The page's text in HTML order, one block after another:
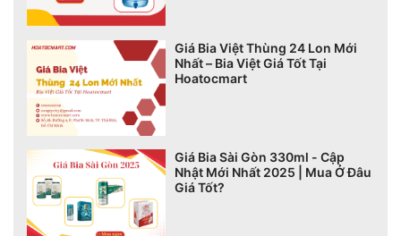
Giá Bia Việt Thùng 24 Lon Mới
Nhất – Bia Việt Giá Tốt Tại
Hoatocmart
Giá Bia Sài Gòn 330ml - Cập
Nhật Mới Nhất 2025 | Mua Ở Đâu
Giá Tốt?